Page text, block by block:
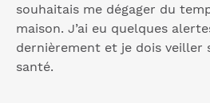
souhaitais me dégager du
maison. J’ai eu quelques
dernièrement et je dois veiller
santé.